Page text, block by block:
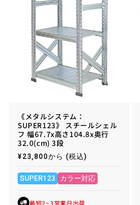
《メタルシステム：
SUPER123》 スチールシェル
フ 幅67.7x高さ104.8x奥行
32.0(cm) 3段
通
価
格
¥23,800から (税込)
SUPER123 カラー対応
最短2~3営業日出荷